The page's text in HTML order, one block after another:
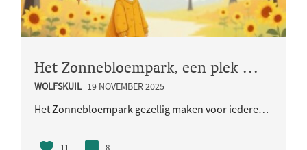
Het Zonnebloempark, een plek voor iedereen.
WOLFSKUIL 19 NOVEMBER 2025
Het Zonnebloempark gezellig maken voor iedereen, met een natuurlijk omringt veld en kleurrijke fig..
11 8